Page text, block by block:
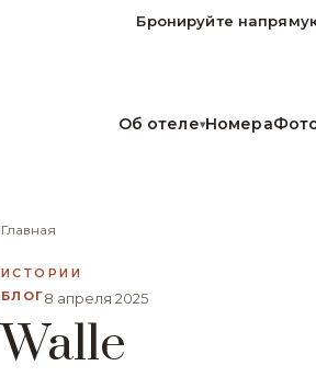
Бронируйте
Об отеле▾Номера
Главная
ИСТОРИИ
БЛОГ8 апреля 2025
Walle